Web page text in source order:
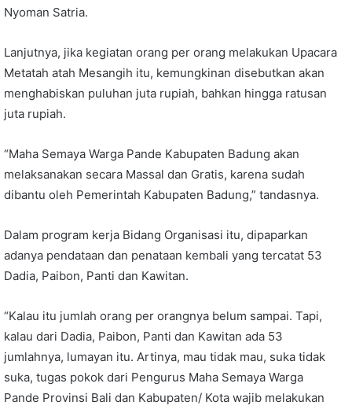
Nyoman Satria.
Lanjutnya, jika kegiatan orang per orang melakukan Upacara
Metatah atah Mesangih itu, kemungkinan disebutkan akan
menghabiskan puluhan juta rupiah, bahkan hingga ratusan
juta rupiah.
“Maha Semaya Warga Pande Kabupaten Badung akan
melaksanakan secara Massal dan Gratis, karena sudah
dibantu oleh Pemerintah Kabupaten Badung,” tandasnya.
Dalam program kerja Bidang Organisasi itu, dipaparkan
adanya pendataan dan penataan kembali yang tercatat 53
Dadia, Paibon, Panti dan Kawitan.
“Kalau itu jumlah orang per orangnya belum sampai. Tapi,
kalau dari Dadia, Paibon, Panti dan Kawitan ada 53
jumlahnya, lumayan itu. Artinya, mau tidak mau, suka tidak
suka, tugas pokok dari Pengurus Maha Semaya Warga
Pande Provinsi Bali dan Kabupaten/ Kota wajib melakukan